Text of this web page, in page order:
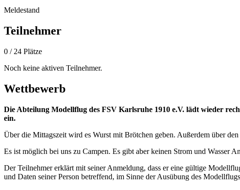
Meldestand
Teilnehmer
0 / 24 Plätze
Noch keine aktiven Teilnehmer.
Wettbewerb
Die Abteilung Modellflug des FSV Karlsruhe 1910 e.V. lädt wieder
ein.
Über die Mittagszeit wird es Wurst mit Brötchen geben. Außerdem über
Es ist möglich bei uns zu Campen. Es gibt aber keinen Strom und Wasser
Der Teilnehmer erklärt mit seiner Anmeldung, dass er eine gültige
und Daten seiner Person betreffend, im Sinne der Ausübung des